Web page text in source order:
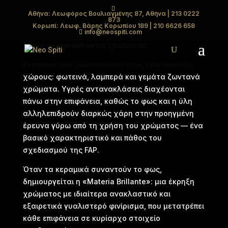
Αθήνα: Λεωφόρος Βουλιαγμένης 87, Αθήνα | 213 0222
873
Κορωπί: Λεωφ. Βάρης Κορωπίου 189 | 210 6626 658
info@neospiti.com
MATERIA BRILLANTE
Υγρές αντανακλάσεις χρώματος
χώρους: φωτεινά, λαμπερά και γεμάτα ζωντανά
χρώματα. Υγρές αντανακλάσεις διαχέονται
πάνω στην επιφάνεια, καθώς το φως και η ύλη
αλληλεπιδρούν διαρκώς χάρη στην προηγμένη
έρευνα γύρω από τη χρήση του χρώματος — ένα
βασικό χαρακτηριστικό και πάθος του
σχεδιασμού της FAP.
Όταν τα κεραμικά συναντούν το φως,
δημιουργείται η «Materia Brillante»: μια έκρηξη
χρώματος με ιδιαίτερα ανακλαστικό και
εξαιρετικά γυαλιστερό φινίρισμα, που μετατρέπει
κάθε επιφάνεια σε κυρίαρχο στοιχείο